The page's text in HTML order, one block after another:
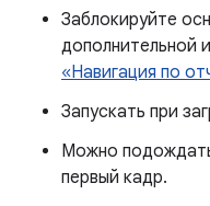
Заблокируйте
дополнительной
«Навигация по
Запускать при
Можно
первый кадр.